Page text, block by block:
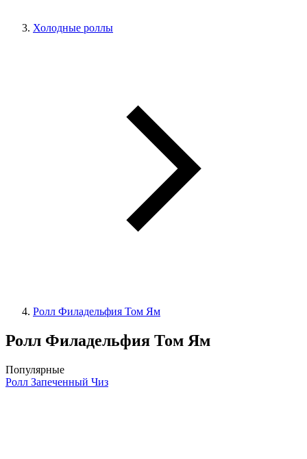
Холодные роллы
Ролл Филадельфия Том Ям
Ролл Филадельфия Том Ям
Популярные
Ролл Запеченный Чиз